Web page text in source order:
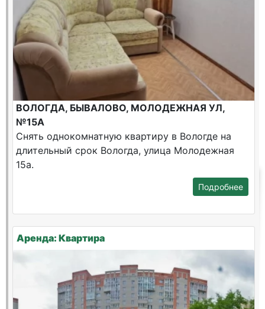
ВОЛОГДА, БЫВАЛОВО, МОЛОДЕЖНАЯ УЛ,
№15А
Снять однокомнатную квартиру в Вологде на
длительный срок Вологда, улица Молодежная
15а.
Подробнее
Аренда: Квартира